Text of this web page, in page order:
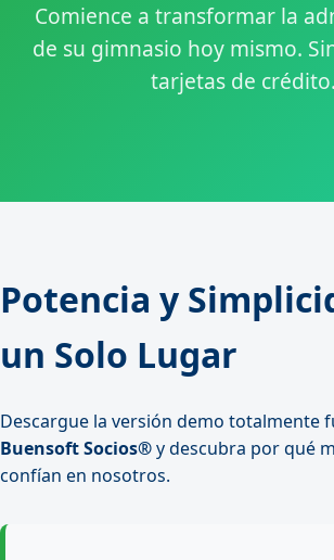
Comience a transformar la
de su gimnasio hoy mismo.
tarjetas de crédito.
Potencia y
un Solo Lugar
Descargue la versión demo totalmente
Buensoft Socios®y descubra por qué
confían en nosotros.